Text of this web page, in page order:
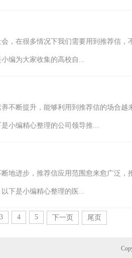
，在很多情况下我们需要用到推荐信
编为大家收集的高校自...
不断提升，能够利用到推荐信的场合越
小编精心整理的公司领导推...
地进步，推荐信应用范围愈来愈广泛
下是小编精心整理的医...
3 4 5 下一页 尾页